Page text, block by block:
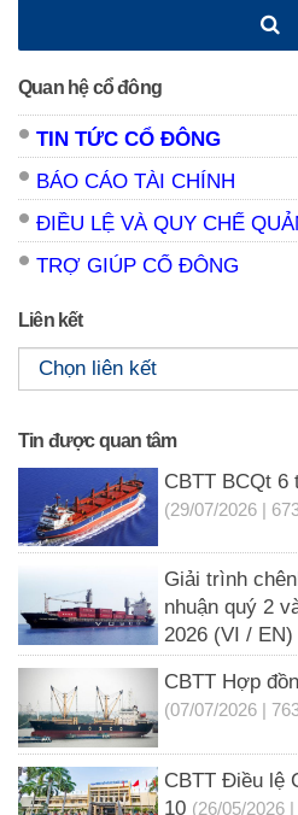
Quan hệ cổ đông
TIN TỨC CỔ ĐÔNG
BÁO CÁO TÀI CHÍNH
ĐIỀU LỆ VÀ QUY CHẾ
TRỢ GIÚP CỔ ĐÔNG
Liên kết
Tin được quan tâm
CBTT BCQt 6
(29/07/2026 |
Giải trình
nhuận quý 2
2026 (VI / EN)
CBTT Hợp
(07/07/2026 |
CBTT Điều lệ
10 (26/05/2026 |